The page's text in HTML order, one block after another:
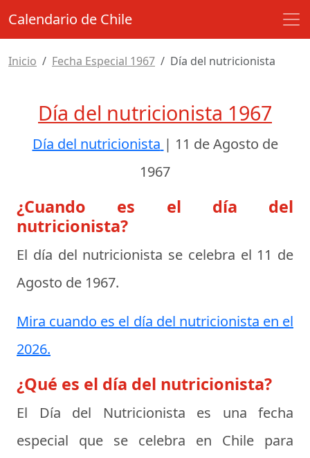
Calendario de Chile
Inicio Fecha Especial 1967 Día del nutricionista
Día del nutricionista 1967
Día del nutricionista | 11 de Agosto de
1967
¿Cuando es el día del
nutricionista?
El día del nutricionista se celebra el 11 de
Agosto de 1967.
Mira cuando es el día del nutricionista en el
2026.
¿Qué es el día del nutricionista?
El Día del Nutricionista es una fecha
especial que se celebra en Chile para